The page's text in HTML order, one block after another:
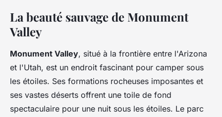
La beauté sauvage de Monument
Valley
Monument Valley, situé à la frontière entre l'Arizona
et l'Utah, est un endroit fascinant pour camper sous
les étoiles. Ses formations rocheuses imposantes et
ses vastes déserts offrent une toile de fond
spectaculaire pour une nuit sous les étoiles. Le parc